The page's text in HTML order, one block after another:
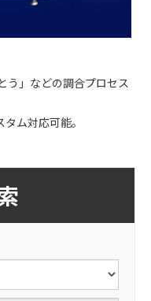
う」などの調合プロセス
ム対応可能。